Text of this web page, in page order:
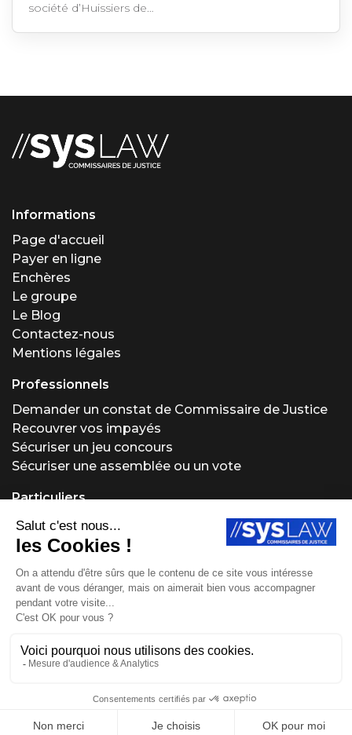
société d’Huissiers de…
Informations
Page d'accueil
Payer en ligne
Enchères
Le groupe
Le Blog
Contactez-nous
Mentions légales
Professionnels
Demander un constat de Commissaire de Justice
Recouvrer vos impayés
Sécuriser un jeu concours
Sécuriser une assemblée ou un vote
Particuliers
Demander un constat de Commissaire de Justice
Régler un problème locatif
Obtenir un conseil juridique
Protéger vos créations